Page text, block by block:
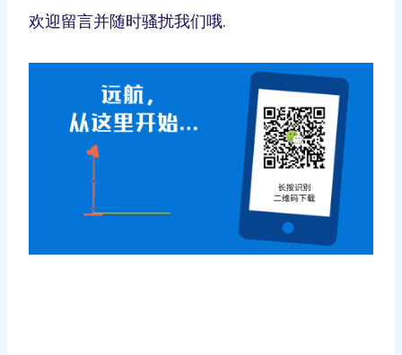
欢迎留言并随时骚扰我们哦.